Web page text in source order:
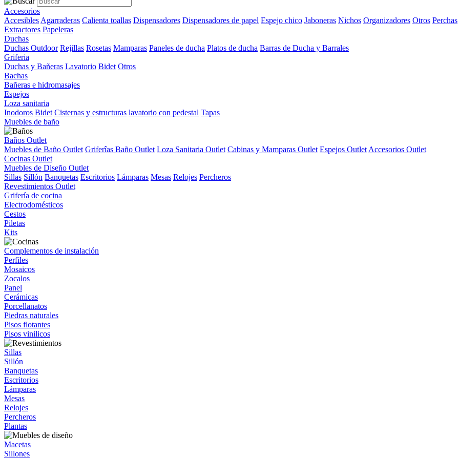
Accesorios
Accesibles Agarraderas Calienta toallas Dispensadores Dispensadores de papel Espejo chico Jaboneras Nichos Organizadores Otros Perchas
Extractores Papeleras
Duchas
Duchas Outdoor Rejillas Rosetas Mamparas Paneles de ducha Platos de ducha Barras de Ducha y Barrales
Griferia
Duchas y Bañeras Lavatorio Bidet Otros
Bachas
Bañeras e hidromasajes
Espejos
Loza sanitaria
Inodoros Bidet Cisternas y estructuras lavatorio con pedestal Tapas
Muebles de baño
Baños Outlet
Muebles de Baño Outlet Griferîas Baño Outlet Loza Sanitaria Outlet Cabinas y Mamparas Outlet Espejos Outlet Accesorios Outlet
Cocinas Outlet
Muebles de Diseño Outlet
Sillas Sillón Banquetas Escritorios Lámparas Mesas Relojes Percheros
Revestimientos Outlet
Grifería de cocina
Electrodomésticos
Cestos
Piletas
Kits
Complementos de instalación
Perfiles
Mosaicos
Zocalos
Panel
Cerámicas
Porcellanatos
Piedras naturales
Pisos flotantes
Pisos vinilicos
Sillas
Sillón
Banquetas
Escritorios
Lámparas
Mesas
Relojes
Percheros
Plantas
Macetas
Sillones